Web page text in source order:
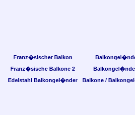
Franz�sischer Balkon
Franz�sische Balkone 2
Edelstahl Balkongel�nder
Balkone /